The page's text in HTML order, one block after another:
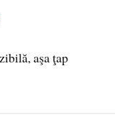
aşa ţap